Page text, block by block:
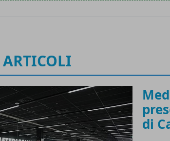
Lidl Italia realizza con Epta il suo store
di